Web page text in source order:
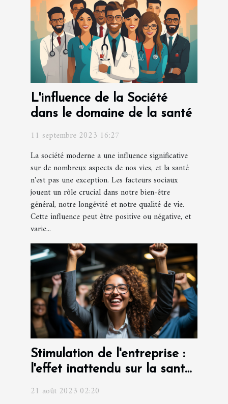
L'influence de la Société
dans le domaine de la santé
11 septembre 2023 16:27
La société moderne a une influence significative
sur de nombreux aspects de nos vies, et la santé
n'est pas une exception. Les facteurs sociaux
jouent un rôle crucial dans notre bien-être
général, notre longévité et notre qualité de vie.
Cette influence peut être positive ou négative, et
varie...
Stimulation de l'entreprise :
l'effet inattendu sur la santé
des employés
21 août 2023 02:20